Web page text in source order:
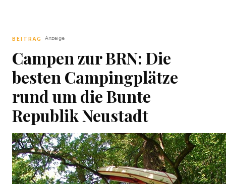
BEITRAG
Campen zur BRN: Die
besten Campingplätze
rund um die Bunte
Republik Neustadt